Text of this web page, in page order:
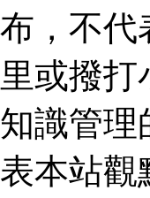
布，不代
里或撥
知識管理
表本站觀